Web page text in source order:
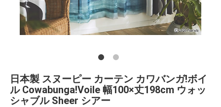
日本製 スヌーピー カーテン カワバンガ!ボイ
ル Cowabunga!Voile 幅100×丈198cm ウォッ
シャブル Sheer シアー